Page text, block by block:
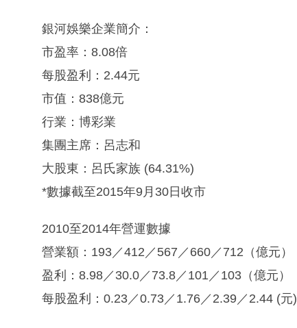
銀河娛樂企業簡介：
市盈率：8.08倍
每股盈利：2.44元
市值：838億元
行業：博彩業
集團主席：呂志和
大股東：呂氏家族 (64.31%)
*數據截至2015年9月30日收市
2010至2014年營運數據
營業額：193／412／567／660／712（億元）
盈利：8.98／30.0／73.8／101／103（億元）
每股盈利：0.23／0.73／1.76／2.39／2.44 (元)